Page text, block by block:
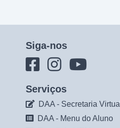
Siga-nos
Serviços
DAA - Secretaria Virtual
DAA - Menu do Aluno